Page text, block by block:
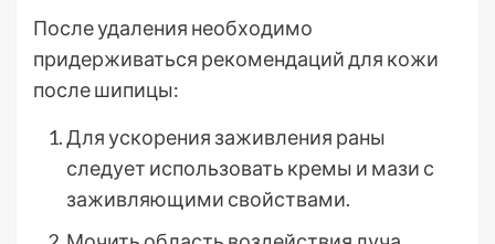
После удаления необходимо
придерживаться рекомендаций для кожи
после шипицы:
Для ускорения заживления раны
следует использовать кремы и мази с
заживляющими свойствами.